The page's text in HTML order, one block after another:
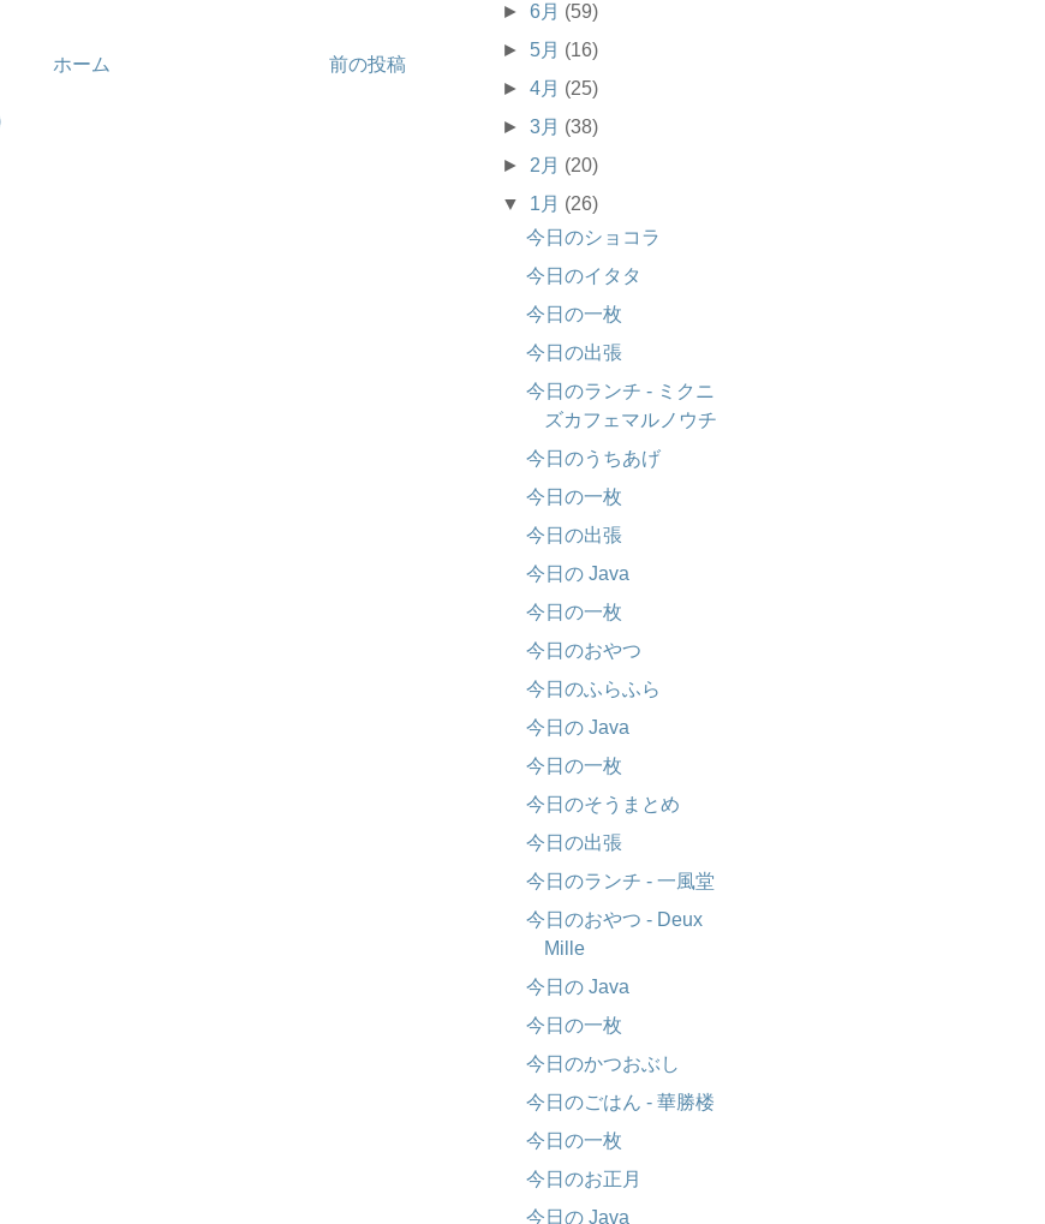
前の投稿
ホーム
►6月 (59)
► 5月 (16)
►4月 (25)
►3月 (38)
►2月 (20)
▼ 1月 (26)
今日のショコラ
今日のイタタ
今日の一枚
今日の出張
今日のランチ - ミクニ
ズカフェマルノウチ
今日のうちあげ
今日の一枚
今日の出張
今日の Java
今日の一枚
今日のおやつ
今日のふらふら
今日の Java
今日の一枚
今日のそうまとめ
今日の出張
今日のランチ - 一風堂
今日のおやつ - Deux
Mille
今日の Java
今日の一枚
今日のかつおぶし
今日のごはん - 華勝楼
今日の一枚
今日のお正月
今日の Java